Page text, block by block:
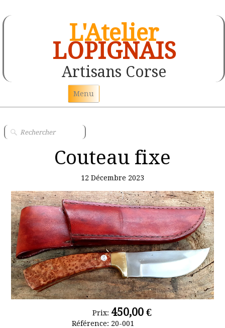
L'Atelier
LOPIGNAIS
Artisans Corse
Menu
Peinture sur papier peint
Statuette de personnages en argile
Tête en argile
les-dessins
Album photo
Couteau fixe
12 Décembre 2023
Prix: 450,00 €
Référence: 20-001